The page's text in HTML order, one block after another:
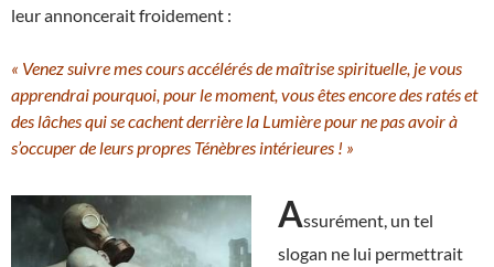
leur annoncerait froidement :
« Venez suivre mes cours accélérés de maîtrise spirituelle, je vous
apprendrai pourquoi, pour le moment, vous êtes encore des ratés et
des lâches qui se cachent derrière la Lumière pour ne pas avoir à
s’occuper de leurs propres Ténèbres intérieures ! »
Assurément, un tel
slogan ne lui permettrait